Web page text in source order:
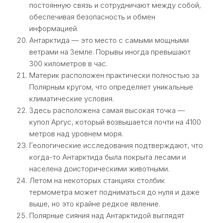
постоянную связь и сотрудничают между собой,
обеспечивая безопасность и обмен
информацией.
Антарктида — это место с самыми мощными
ветрами на Земле. Порывы иногда превышают
300 километров в час.
Материк расположен практически полностью за
Полярным кругом, что определяет уникальные
климатические условия.
Здесь расположена самая высокая точка —
купол Аргус, который возвышается почти на 4100
метров над уровнем моря.
Геологические исследования подтверждают, что
когда-то Антарктида была покрыта лесами и
населена доисторическими животными.
Летом на некоторых станциях столбик
термометра может подниматься до нуля и даже
выше, но это крайне редкое явление.
Полярные сияния над Антарктидой выглядят